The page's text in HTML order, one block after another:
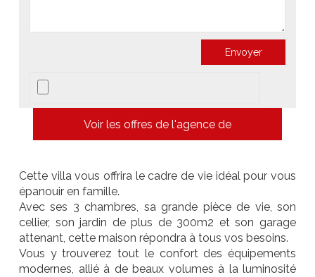
Voir les offres de l'agence de
Cette villa vous offrira le cadre de vie idéal pour vous
épanouir en famille.
Avec ses 3 chambres, sa grande pièce de vie, son
cellier, son jardin de plus de 300m2 et son garage
attenant, cette maison répondra à tous vos besoins.
Vous y trouverez tout le confort des équipements
modernes, allié à de beaux volumes à la luminosité